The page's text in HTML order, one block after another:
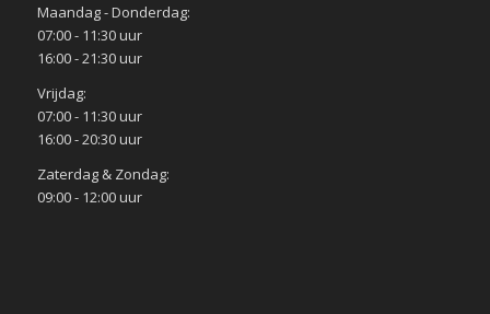
Maandag - Donderdag:
07:00 - 11:30 uur
16:00 - 21:30 uur
Vrijdag:
07:00 - 11:30 uur
16:00 - 20:30 uur
Zaterdag & Zondag:
09:00 - 12:00 uur